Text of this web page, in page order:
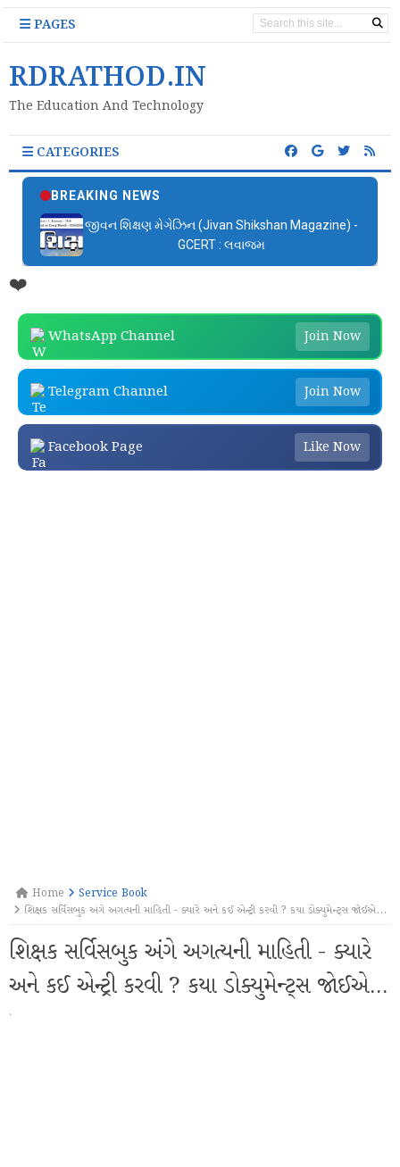
PAGES
RDRATHOD.IN
The Education And Technology
CATEGORIES
BREAKING NEWS
જીવન શિક્ષણ મેગેઝિન (Jivan Shikshan Magazine) -
GCERT : લવાજમ
❤️
WhatsApp Channel Join Now
Telegram Channel Join Now
Facebook Page Like Now
Home
Service Book
શિક્ષક સર્વિસબુક અંગે અગત્યની માહિતી - ક્યારે અને કઈ એન્ટ્રી કરવી ? કયા ડોક્યુમેન્ટ્સ જોઈએ...
શિક્ષક સર્વિસબુક અંગે અગત્યની માહિતી - ક્યારે
અને કઈ એન્ટ્રી કરવી ? કયા ડોક્યુમેન્ટ્સ જોઈએ...
·